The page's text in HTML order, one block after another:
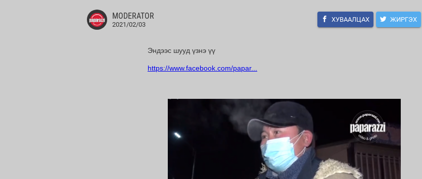
MODERATOR
2021/02/03
ХУВААЛЦАХ ЖИРГЭХ
Эндээс шууд үзнэ үү
https://www.facebook.com/papar...